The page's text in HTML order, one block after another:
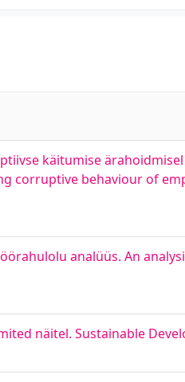
käitumise
corruptive behaviour of
analüüs. An
näitel. Sustainable